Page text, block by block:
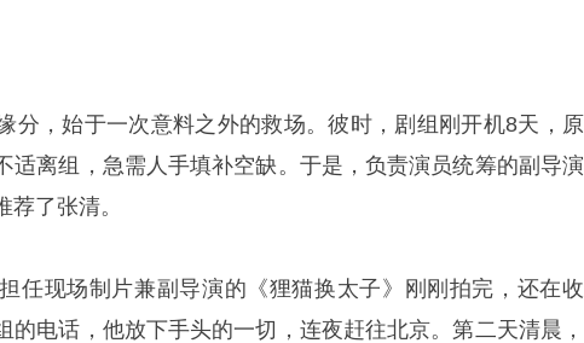
分，始于一次意料之外的救场。彼时，剧组刚开机8天，原
适离组，急需人手填补空缺。于是，负责演员统筹的副导演
了张清。
任现场制片兼副导演的《狸猫换太子》刚刚拍完，还在收
的电话，他放下手头的一切，连夜赶往北京。第二天清晨，